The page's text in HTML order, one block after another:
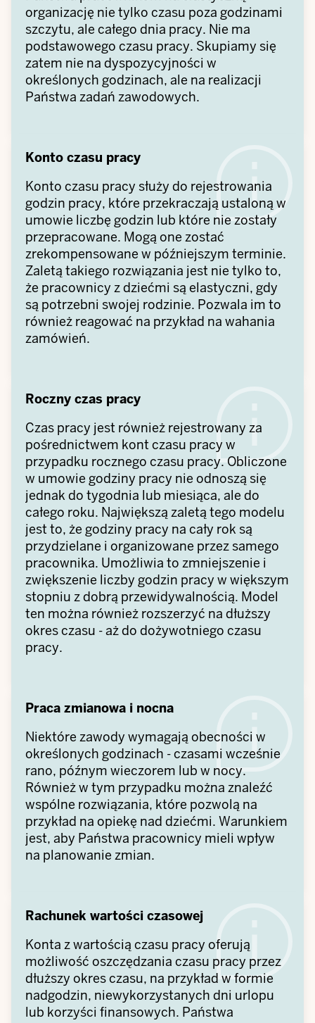
organizację nie tylko czasu poza godzinami
szczytu, ale całego dnia pracy. Nie ma
podstawowego czasu pracy. Skupiamy się
zatem nie na dyspozycyjności w
określonych godzinach, ale na realizacji
Państwa zadań zawodowych.
Konto czasu pracy
Konto czasu pracy służy do rejestrowania
godzin pracy, które przekraczają ustaloną w
umowie liczbę godzin lub które nie zostały
przepracowane. Mogą one zostać
zrekompensowane w późniejszym terminie.
Zaletą takiego rozwiązania jest nie tylko to,
że pracownicy z dziećmi są elastyczni, gdy
są potrzebni swojej rodzinie. Pozwala im to
również reagować na przykład na wahania
zamówień.
Roczny czas pracy
Czas pracy jest również rejestrowany za
pośrednictwem kont czasu pracy w
przypadku rocznego czasu pracy. Obliczone
w umowie godziny pracy nie odnoszą się
jednak do tygodnia lub miesiąca, ale do
całego roku. Największą zaletą tego modelu
jest to, że godziny pracy na cały rok są
przydzielane i organizowane przez samego
pracownika. Umożliwia to zmniejszenie i
zwiększenie liczby godzin pracy w większym
stopniu z dobrą przewidywalnością. Model
ten można również rozszerzyć na dłuższy
okres czasu - aż do dożywotniego czasu
pracy.
Praca zmianowa i nocna
Niektóre zawody wymagają obecności w
określonych godzinach - czasami wcześnie
rano, późnym wieczorem lub w nocy.
Również w tym przypadku można znaleźć
wspólne rozwiązania, które pozwolą na
przykład na opiekę nad dziećmi. Warunkiem
jest, aby Państwa pracownicy mieli wpływ
na planowanie zmian.
Rachunek wartości czasowej
Konta z wartością czasu pracy oferują
możliwość oszczędzania czasu pracy przez
dłuższy okres czasu, na przykład w formie
nadgodzin, niewykorzystanych dni urlopu
lub korzyści finansowych. Państwa